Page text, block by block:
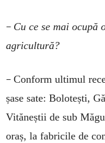
– Cu ce se mai ocupă
agricultură?
– Conform ultimul
șase sate: Bolotești,
Vităneștii de sub
oraș, la fabricile de